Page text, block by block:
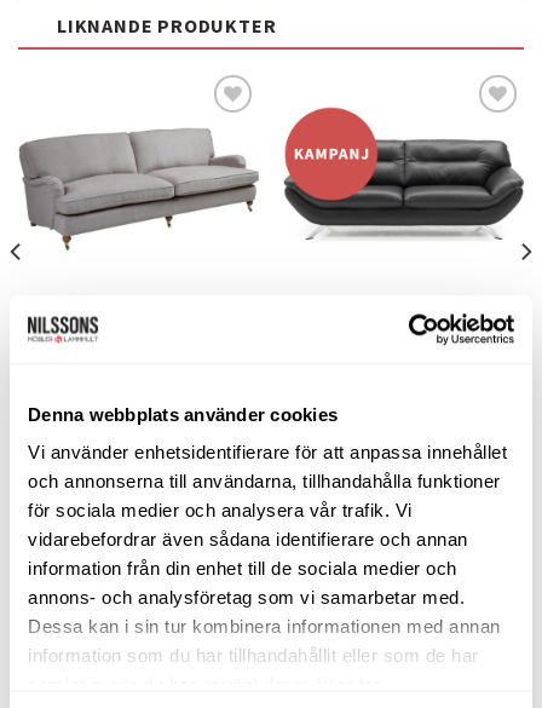
Denna webbplats använder cookies
Vi använder enhetsidentifierare för att anpassa innehållet
och annonserna till användarna, tillhandahålla funktioner
för sociala medier och analysera vår trafik. Vi
vidarebefordrar även sådana identifierare och annan
information från din enhet till de sociala medier och
annons- och analysföretag som vi samarbetar med.
Dessa kan i sin tur kombinera informationen med annan
information som du har tillhandahållit eller som de har
LIKNANDE PRODUKTER
Lägg
till i
önskelistan
Andrew soffa 3-sits rak – tyg
35.220kr
LÄGG TILL I VARUKORG
Lägg
till i
önskelistan
SKINNSOFFOR
Roma soffa 3-sits – läder
18.265
VÄLJ ALTERNATIV
Den
produkten
har
flera
varianter.
De
SORTIMENT